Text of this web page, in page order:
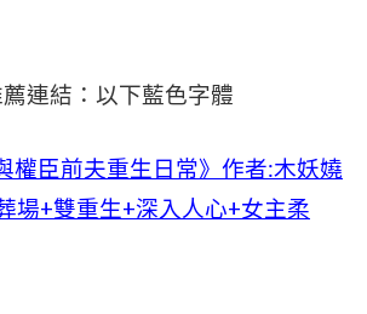
連結：以下藍色字體
權臣前夫重生日常》作者:木妖嬈
場+雙重生+深入人心+女主柔